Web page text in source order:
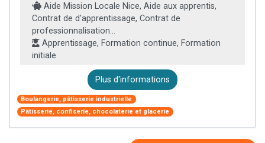
Aide Mission Locale Nice, Aide aux apprentis,
Contrat de d'apprentissage, Contrat de
professionnalisation...
Apprentissage, Formation continue, Formation
initiale
Plus d'informations
Boulangerie, pâtisserie industrielle
Pâtisserie, confiserie, chocolaterie et glacerie